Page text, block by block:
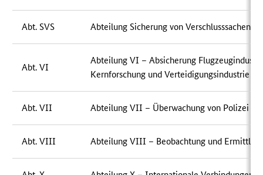
Abt. SVS Abteilung Sicherung von Verschlusssachen
Abt. VI
Abteilung VI – Absicherung
Kernforschung und Verteidigungsindustrie
Abt. VII Abteilung VII – Überwachung von Polizei
Abt. VIII Abteilung VIII – Beobachtung und